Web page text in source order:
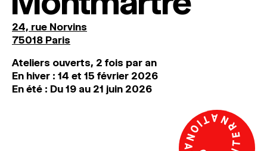
24, rue Norvins
75018 Paris
Ateliers ouverts, 2 fois par an
En hiver : 14 et 15 février 2026
En été : Du 19 au 21 juin 2026